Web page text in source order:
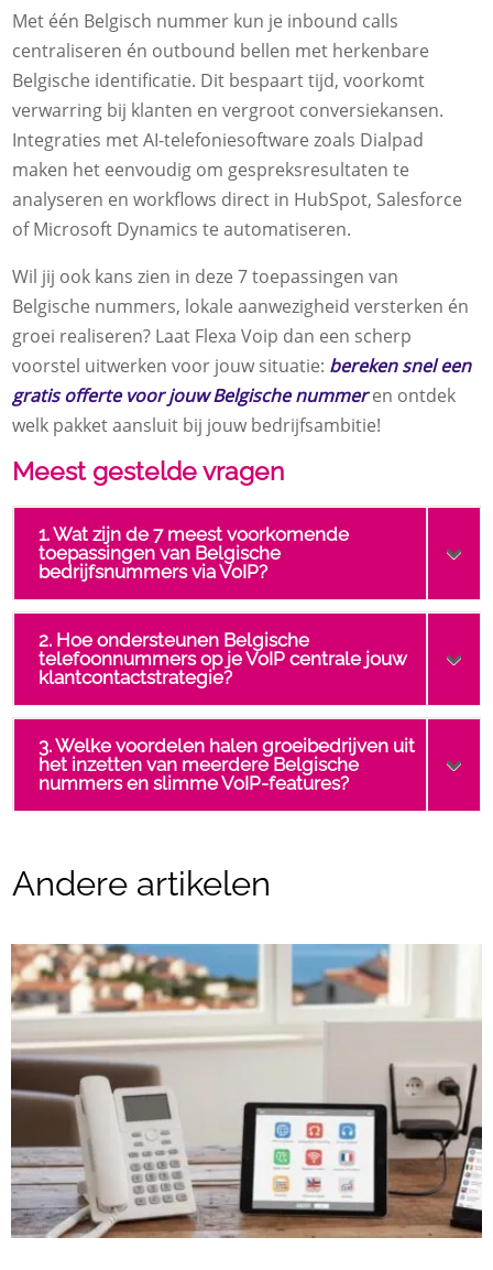
Met één Belgisch nummer kun je inbound calls
centraliseren én outbound bellen met herkenbare
Belgische identificatie. Dit bespaart tijd, voorkomt
verwarring bij klanten en vergroot conversiekansen.
Integraties met AI-telefoniesoftware zoals Dialpad
maken het eenvoudig om gespreksresultaten te
analyseren en workflows direct in HubSpot, Salesforce
of Microsoft Dynamics te automatiseren.
Wil jij ook kans zien in deze 7 toepassingen van
Belgische nummers, lokale aanwezigheid versterken én
groei realiseren? Laat Flexa Voip dan een scherp
voorstel uitwerken voor jouw situatie: bereken snel een
gratis offerte voor jouw Belgische nummeren ontdek
welk pakket aansluit bij jouw bedrijfsambitie!
Meest gestelde vragen
1. Wat zijn de 7 meest voorkomende
toepassingen van Belgische
bedrijfsnummers via VoIP?
2. Hoe ondersteunen Belgische
telefoonnummers op je VoIP centrale jouw
klantcontactstrategie?
3. Welke voordelen halen groeibedrijven uit
het inzetten van meerdere Belgische
nummers en slimme VoIP-features?
Andere artikelen